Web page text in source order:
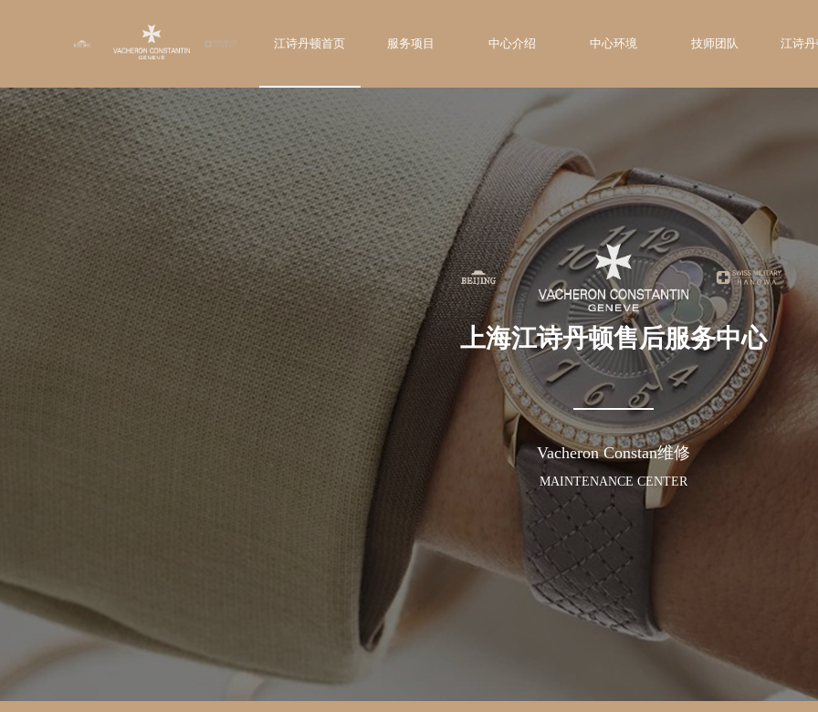
江诗丹顿首页 服务项目 中心介绍 中心环境 技师团队 江诗
上海江诗丹顿售后服务中心
Vacheron Constan维修
MAINTENANCE CENTER
2026年7月江诗丹顿上海市售后服务网络优化升级公告
2026年7月上海市江诗丹顿官方售后客户服务热线：400-882-9682